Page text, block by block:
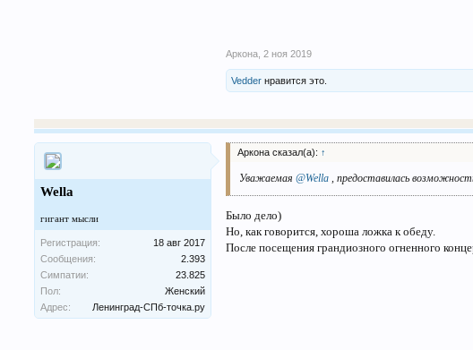
Аркона 2 ноя 2019
Vedder нравится это.
Wella
гигант мысли
Регистрация:
18 авг 2017
Сообщения:
2.393
Симпатии:
23.825
Пол:
Женский
Адрес:
Ленинград-СПб-точка.ру
Аркона сказал(а): ↑
Уважаемая@Wella , предоставилась
Было дело)
Но, как говорится, хороша ложка к обеду.
После посещения грандиозного огненного